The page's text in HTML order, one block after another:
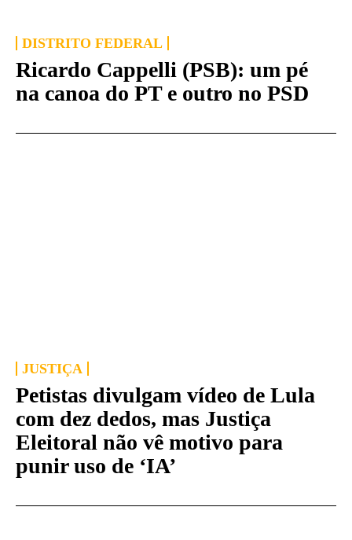
DISTRITO FEDERAL
Ricardo Cappelli (PSB): um pé
na canoa do PT e outro no PSD
JUSTIÇA
Petistas divulgam vídeo de Lula
com dez dedos, mas Justiça
Eleitoral não vê motivo para
punir uso de ‘IA’